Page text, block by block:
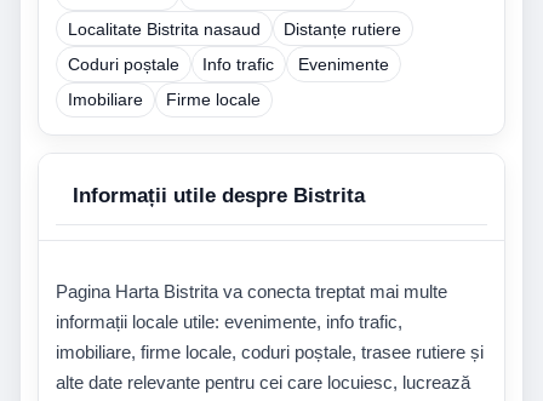
Localitate Bistrita nasaud
Distanțe rutiere
Coduri poștale
Info trafic
Evenimente
Imobiliare
Firme locale
Informații utile despre Bistrita
Pagina Harta Bistrita va conecta treptat mai multe
informații locale utile: evenimente, info trafic,
imobiliare, firme locale, coduri poștale, trasee rutiere și
alte date relevante pentru cei care locuiesc, lucrează